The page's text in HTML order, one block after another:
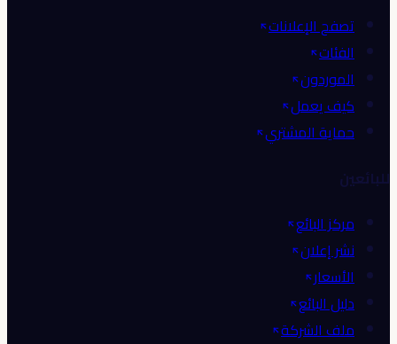
تصفح الإعلانات
الفئات
الموردون
كيف يعمل
حماية المشتري
للبائعين
مركز البائع
نشر إعلان
الأسعار
دليل البائع
ملف الشركة